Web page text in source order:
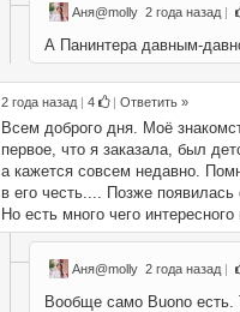
Аня@molly 2 года назад |
А Панинтера давным-
2 года назад | 4 | Ответить »
Всем доброго дня. Моё
первое, что я заказала, был
а кажется совсем недавно.
в его честь.... Позже
Но есть много чего
Аня@molly 2 года назад |
Вообще само Buono есть.